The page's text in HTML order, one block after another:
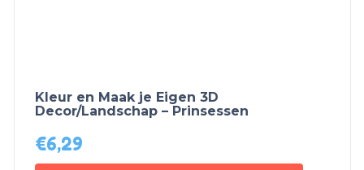
Kleur en Maak je Eigen 3D
Decor/Landschap – Prinsessen
€6,29